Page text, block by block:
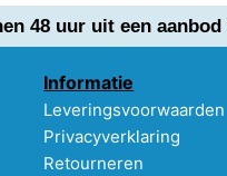
48 uur uit een
Informatie
Leveringsvoorwaarden
Privacyverklaring
Retourneren